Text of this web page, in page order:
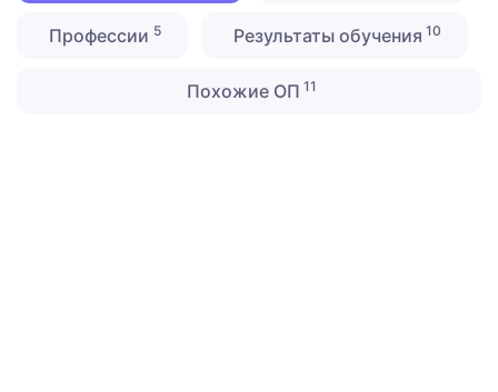
Профессии 5 Результаты обучения 10
Похожие ОП 11